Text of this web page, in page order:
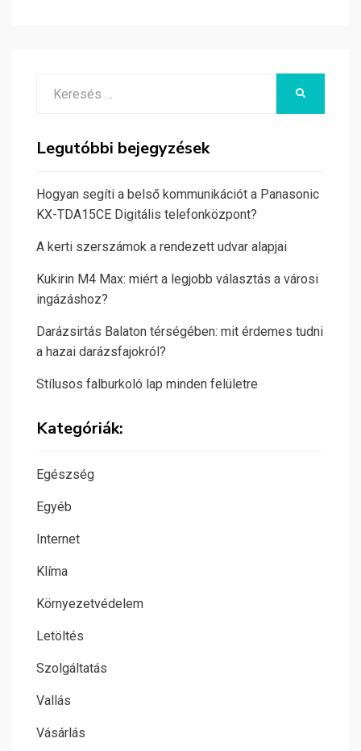
Legutóbbi bejegyzések
Hogyan segíti a belső kommunikációt a Panasonic
KX-TDA15CE Digitális telefonközpont?
A kerti szerszámok a rendezett udvar alapjai
Kukirin M4 Max: miért a legjobb választás a városi
ingázáshoz?
Darázsirtás Balaton térségében: mit érdemes tudni
a hazai darázsfajokról?
Stílusos falburkoló lap minden felületre
Kategóriák:
Egészség
Egyéb
Internet
Klíma
Környezetvédelem
Letöltés
Szolgáltatás
Vallás
Vásárlás